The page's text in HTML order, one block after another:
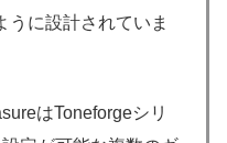
うに設計されていま
はToneforgeシリ